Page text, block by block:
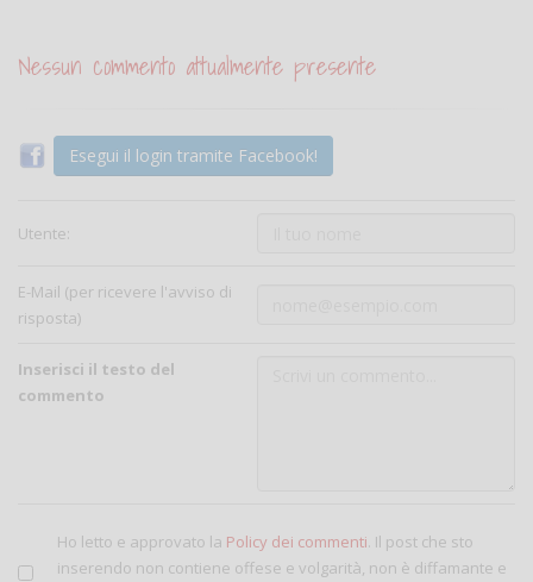
Nessun commento attualmente presente
Esegui il login tramite Facebook!
Utente:
E-Mail (per ricevere l'avviso di
risposta)
Inserisci il testo del
commento
Ho letto e approvato la Policy dei commenti. Il post che sto
inserendo non contiene offese e volgarità, non è diffamante e